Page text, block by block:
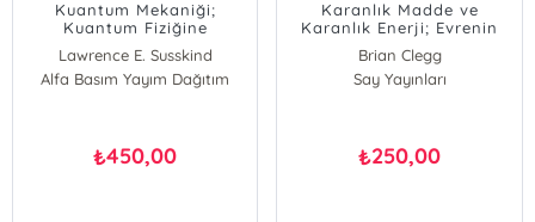
Kuantum Mekaniği;
Kuantum Fiziğine
Kuramsal Başlangıç
Lawrence E. Susskind
Alfa Basım Yayım Dağıtım
₺450,00
Karanlık Madde ve
Karanlık Enerji; Evrenin
Gizemli %95'i Üzerine
Brian Clegg
Say Yayınları
₺250,00